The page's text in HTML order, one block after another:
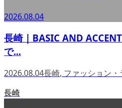
2026.08.04
長崎｜BASIC AND
で...
2026.08.04長崎, ファッション
長崎